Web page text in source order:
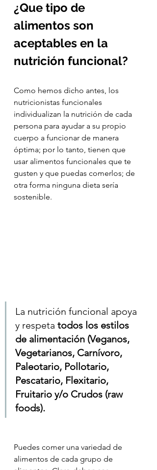
¿Que tipo de
alimentos son
aceptables en la
nutrición funcional?
Como hemos dicho antes, los
nutricionistas funcionales
individualizan la nutrición de cada
persona para ayudar a su propio
cuerpo a funcionar de manera
óptima; por lo tanto, tienen que
usar alimentos funcionales que te
gusten y que puedas comerlos; de
otra forma ninguna dieta sería
sostenible.
La nutrición funcional apoya
y respeta todos los estilos
de alimentación (Veganos,
Vegetarianos, Carnívoro,
Paleotario, Pollotario,
Pescatario, Flexitario,
Fruitario y/o Crudos (raw
foods).
Puedes comer una variedad de
alimentos de cada grupo de